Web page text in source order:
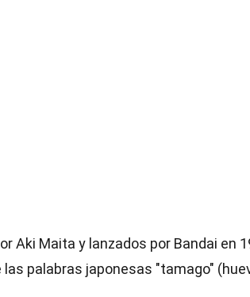
Aki Maita y lanzados por Bandai en
palabras japonesas "tamago"